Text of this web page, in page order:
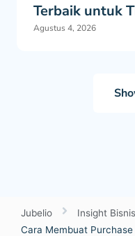
Terbaik untuk
Agustus 4, 2026
Jubelio
Insight Bisnis
Cara Membuat